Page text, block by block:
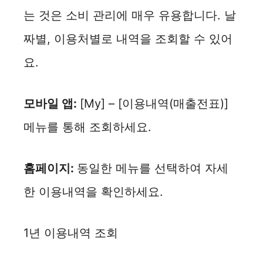
는 것은 소비 관리에 매우 유용합니다. 날
짜별, 이용처별로 내역을 조회할 수 있어
요.
모바일 앱: [My] – [이용내역(매출전표)]
메뉴를 통해 조회하세요.
홈페이지: 동일한 메뉴를 선택하여 자세
한 이용내역을 확인하세요.
1년 이용내역 조회